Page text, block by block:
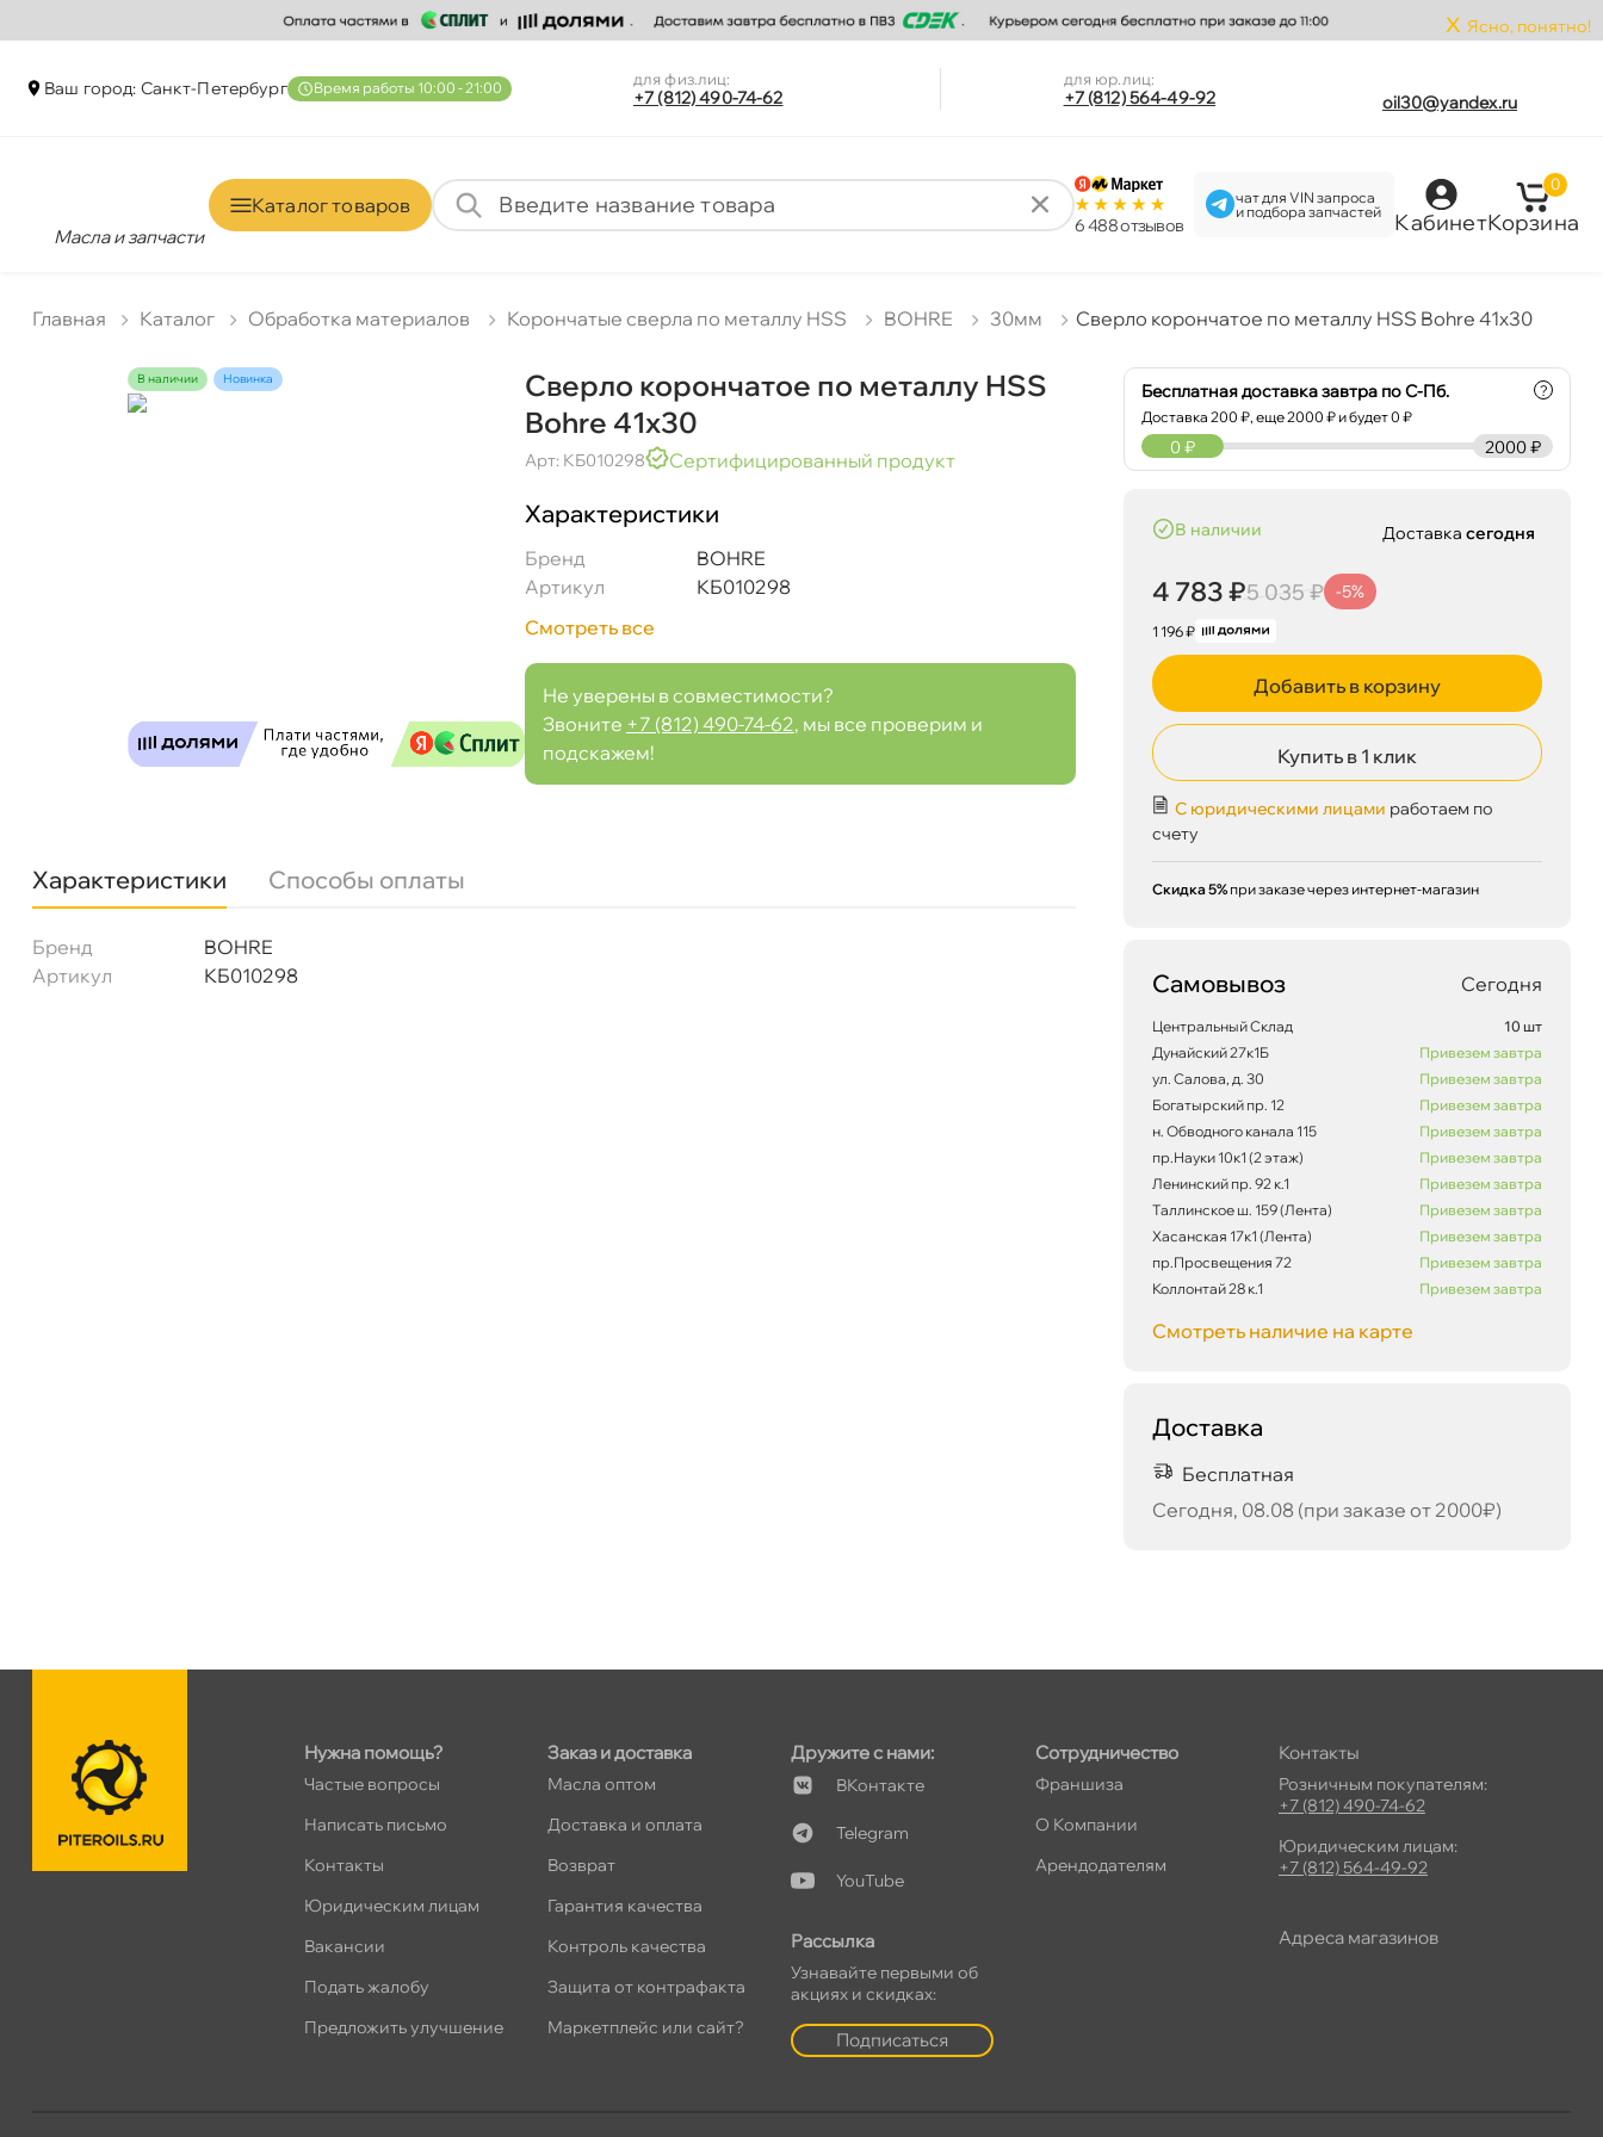
x Ясно, понятно!
аш город: Санкт-Петербур ремя работы 10:00 - 21:00 для физ.лиц:
+7 (812) 490-74-62
для юр.лиц:
+7 (812) 564-49-92 oil30@yandex.ru
Масла и запчасти
Каталог товаро
6 488 отзыво
чат для VIN запроса
и подбора запчастей
Кабинет
0
Корзина
Главная Катало Обработка материало Корончатые сверла по металлу HSS BOHRE 30мм Сверло корончатое по металлу HSS Bohre 41х30
наличии Новинка
Сверло корончатое по металлу HSS
Bohre 41х30
Арт: КБ010298 Сертифицированный продукт
Характеристики
Бренд
BOHRE
Артикул
КБ010298
Смотреть все
Не уверены в совместимости?
Звоните +7 (812) 490-74-62, мы все проверим и
подскажем!
Характеристики Способы оплаты
Бренд
BOHRE
Артикул
КБ010298
Бесплатная доставка завтра по С-Пб.
Доставка200 ₽, еще2000 ₽ и будет 0 ₽
?
2000 ₽
0 ₽
наличии
4 783 ₽5 035 ₽ -5%
1 196 ₽
Доставкасегодня
Добавить в корзину
Купить в 1 клик
С юридическими лицами работаем по
счету
Скидка 5% при заказе через интернет-магазин
Самовывоз Сегодня
Центральный Склад
10 шт
Дунайский 27к1Б
Привезем завтра
ул. Салова, д. 30
Привезем завтра
Богатырский пр. 12
Привезем завтра
н. Обводного канала 115
Привезем завтра
пр.Науки 10к1 (2 этаж)
Привезем завтра
Ленинский пр. 92 к.1
Привезем завтра
Таллинское ш. 159 (Лента)
Привезем завтра
Хасанская 17к1 (Лента)
Привезем завтра
пр.Просвещения 72
Привезем завтра
Коллонтай 28 к.1
Привезем завтра
Смотреть наличие на карте
Доставка
Бесплатная
Сегодня, 08.08 (при заказе от 2000₽)
4 783 ₽ корзину
Бесплатная
Дунайский 27к1Б
ПН–ВС
Хасанская 17к1 (Лента)
0 шт
Нужна помощь?
Частые вопросы
Написать письмо
Контакты
Юридическим лицам
акансии
Подать жалобу
Предложить улучшение
Заказ и доставка
Масла оптом
Доставка и оплата
озврат
Гарантия качества
Контроль качества
Защита от контрафакта
Маркетплейс или сайт?
Дружите с нами:
Контакте
Telegram
YouTube
Рассылка
Узнавайте первыми о
акциях и скидках:
Подписаться
Сотрудничество
Франшиза
О Компании
Арендодателям
Контакты
Розничным покупателям:
+7 (812) 490-74-62
Юридическим лицам:
+7 (812) 564-49-92
Адреса магазино